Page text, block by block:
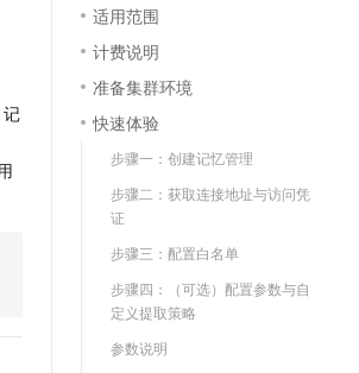
记
适用范围
计费说明
准备集群环境
快速体验
步骤一：创建记忆管理
步骤二：获取连接地址与访问凭
证
步骤三：配置白名单
步骤四：（可选）配置参数与自
定义提取策略
参数说明
语音识别与合成
Qwen3-TTS-Flash
Cosyvoice-V3-Flash
Fun-ASR
数字证书管理服务（原SSL证书）
实现全站 HTTPS，呈现可信的 Web 访问
短信服务
Data Agent 驱动的一站式 Data+AI 开发治理平台
HappyHorse 打造一站式影视创作平台
漫剧工坊：一站式动画创作平台
快速生产连贯的高质量长漫剧
高效部署网站，快速应用到小程序
生产力
生成
飞天发布时刻
所见，即是所愿
AI 实训营
从基础到进阶，Agent 创客手把手教你
创新加速
上云场景组合购
云聚AI 严选权益
精选AI产品，从模型到应用全链提效
益加速 OPC 成功
公司注册
上云迁移
更多支持
合作伙伴培训与认证
查询合作伙伴
登录合作伙伴管理后台
镜像站
校园招聘